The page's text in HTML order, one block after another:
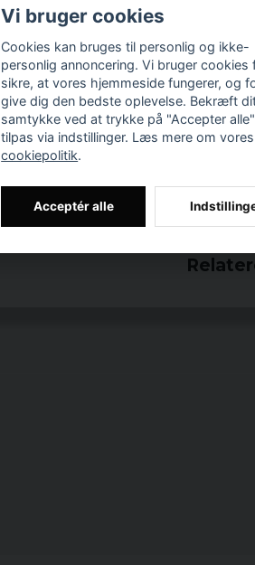
Et par
Vi bruger cookies
Cookies kan bruges til personlig og ikke-
personlig annoncering. Vi bruger cookies
sikre, at vores hjemmeside fungerer, og
give dig den bedste oplevelse. Bekræft
samtykke ved at trykke på "Accepter
tilpas via indstillinger. Læs mere om vores
cookiepolitik.
Acceptér alle